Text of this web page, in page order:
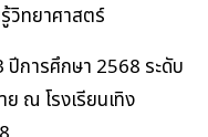
วิทยาศาสตร์
การศึกษา 2568 ระดับ
ณ โรงเรียนเทิง